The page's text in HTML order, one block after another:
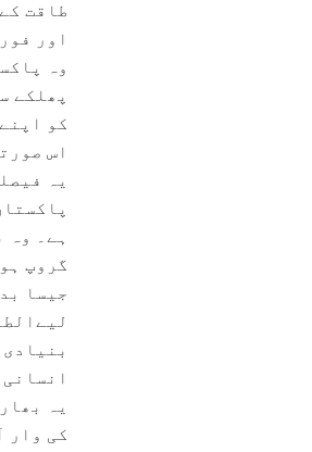
طاقت
اور
وہ
پھلکے
کو
اس
ہے۔ وہ
گروپ
جیسا
یہ
کی وار